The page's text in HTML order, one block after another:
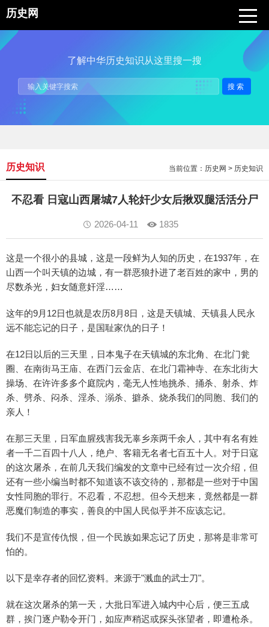
历史网
了解中华历史知识从这里搜一搜
搜索
当前位置： 历史网 > 历史知识
历史知识
不忍看 日寇山西屠城7人轮奸少女后揪双腿活活分尸
2026-04-11 1835
这是一个很小的县城，这是一段鲜为人知的历史，在1937年，在
山西一个叫天镇的边城，有一群恶狼扑进了老百姓的家中，男的
尽数杀光，妇女随意奸淫……
这年的9月12日也就是农历8月8日，这是天镇城、天镇县人民永
远不能忘记的日子，是国耻家仇的日子！
在12日以后的三天里，日本鬼子在天镇城的东北角、在北门瓮
圈、在南街马王庙、在西门云金店、在北门霜神寺、在东北街大
操场、在许许多多个庭院内，毫无人性地挑杀、捅杀、射杀、炸
杀、劈杀、闷杀、淫杀、溺杀、擗杀、烧杀我们的同胞、我们的
亲人！
在那三天里，日军血腥残害我无辜乡亲两千余人，其中有名有姓
者一千二百四十八人，绝户、客籍无名者七百五十人。对于日寇
的这次屠杀，在前几天我们编发的文章中已经有过一次介绍，但
还有一些小编当时都不知道该不该交待的，那都是一些对于中国
女性同胞的罪行。不忍看，不忍想。但今天想来，竟然都是一群
恶魔们制造的事实，善良的中国人民似乎并不应该忘记。
我们不是宣传仇恨，但一个民族如果忘记了历史，那将是非常可
怕的。
以下是幸存者的回忆资料。来源于"溅血的武士刀"。
就在这次屠杀的第一天，大批日军进入城内中心后，便三五成
群，挨门逐户勒令开门，如应声稍迟或探头张望者，即遭枪杀。